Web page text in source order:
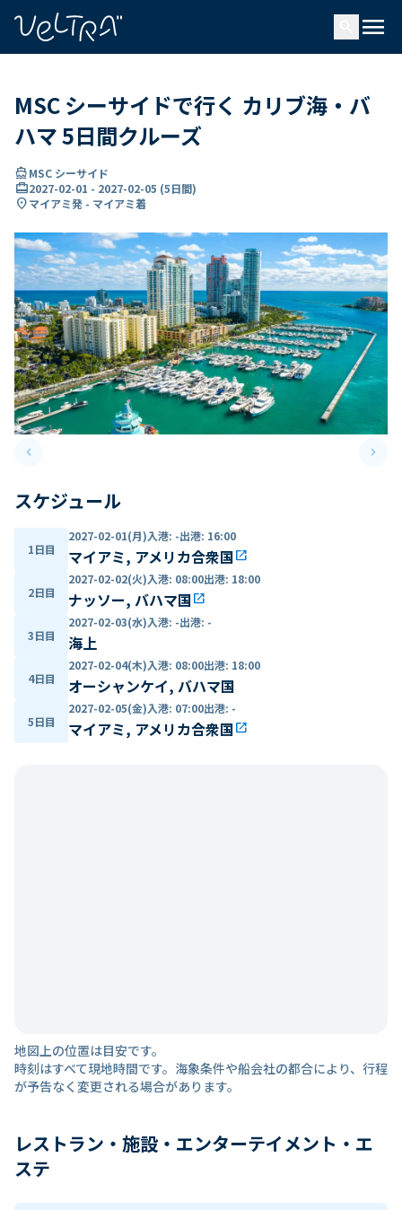
menu
MSC シーサイドで行く カリブ海・バ
ハマ 5日間クルーズ
directions_boatMSC シーサイド
card_travel2027-02-01 - 2027-02-05 (5日間)
location_onマイアミ発 - マイアミ着
keyboard_arrow_leftPrevious slide keyboard_arrow_right
スケジュール
1日目
2027-02-01(月)入港: -出港: 16:00
マイアミ, アメリカ合衆国open_in_new
2日目
2027-02-02(火)入港: 08:00出港: 18:00
ナッソー, バハマ国open_in_new
3日目
2027-02-03(水)入港: -出港: -
海上
4日目
2027-02-04(木)入港: 08:00出港: 18:00
オーシャンケイ, バハマ国
5日目
2027-02-05(金)入港: 07:00出港: -
マイアミ, アメリカ合衆国open_in_new
地図上の位置は目安です。
時刻はすべて現地時間です。海象条件や船会社の都合により、行程
が予告なく変更される場合があります。
レストラン・施設・エンターテイメント・エ
ステ